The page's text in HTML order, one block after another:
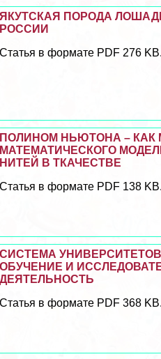
ЯКУТСКАЯ ПОРОДА
РОССИИ
Статья в формате PDF 276
ПОЛИНОМ НЬЮТОНА – КАК
МАТЕМАТИЧЕСКОГО
НИТЕЙ В ТКАЧЕСТВЕ
Статья в формате PDF 138
СИСТЕМА
ОБУЧЕНИЕ И
ДЕЯТЕЛЬНОСТЬ
Статья в формате PDF 368